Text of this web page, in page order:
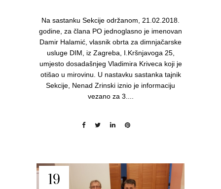
Na sastanku Sekcije održanom, 21.02.2018.
godine, za člana PO jednoglasno je imenovan
Damir Halamić, vlasnik obrta za dimnjačarske
usluge DIM, iz Zagreba, I.Kršnjavoga 25,
umjesto dosadašnjeg Vladimira Kriveca koji je
otišao u mirovinu. U nastavku sastanka tajnik
Sekcije, Nenad Zrinski iznio je informaciju
vezano za 3....
19